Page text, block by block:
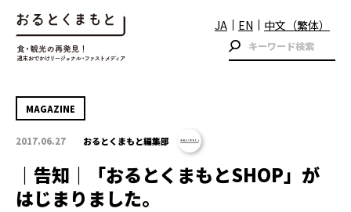
JA EN 中文（繁体）
MAGAZINE
2017.06.27 おるとくまもと編集部
｜告知｜「おるとくまもとSHOP」が
はじまりました。